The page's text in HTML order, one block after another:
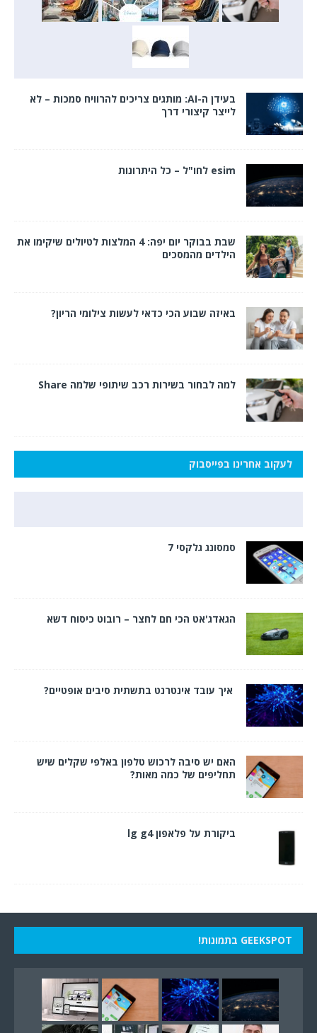
בעידן ה-AI: מותגים צריכים להרוויח סמכות – לא
לייצר קיצורי דרך
esim לחו"ל – כל היתרונות
שבת בבוקר יום יפה: 4 המלצות לטיולים שיקימו את
הילדים מהמסכים
באיזה שבוע הכי כדאי לעשות צילומי הריון?
למה לבחור בשירות רכב שיתופי שלמה Share
לעקוב אחרינו בפייסבוק
סמסונג גלקסי 7
הגאדג'אט הכי חם לחצר – רובוט כיסוח דשא
איך עובד אינטרנט בתשתית סיבים אופטיים?
האם יש סיבה לרכוש טלפון באלפי שקלים שיש
תחליפים של כמה מאות?
ביקורת על פלאפון lg g4
GEEKSPOT בתמונות!